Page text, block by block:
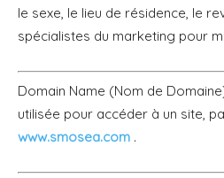
le sexe, le lieu de résidence, le
spécialistes du marketing pour
Domain Name (Nom de
utilisée pour accéder à un site,
www.smosea.com .